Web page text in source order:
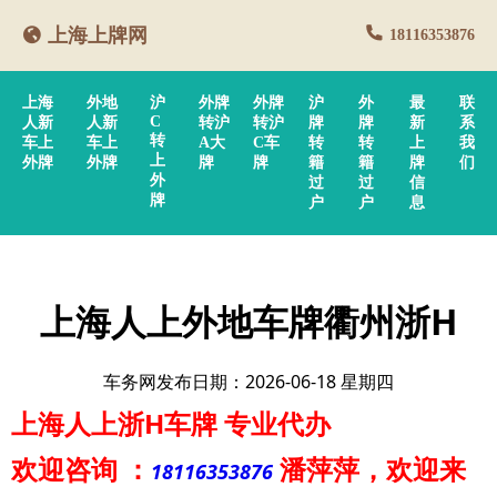
上海上牌网 18116353876
上海
人新
车上
外牌
外地
人新
车上
外牌
沪
C
转
上
外
牌
外牌
转沪
A大
牌
外牌
转沪
C车
牌
沪
牌
转
籍
过
户
外
牌
转
籍
过
户
最
新
上
牌
信
息
联
系
我
们
上海人上外地车牌衢州浙H
车务网发布日期：2026-06-18 星期四
上海人上浙H车牌专业代办
欢迎咨询 ： 18116353876 潘萍萍 ，欢迎来